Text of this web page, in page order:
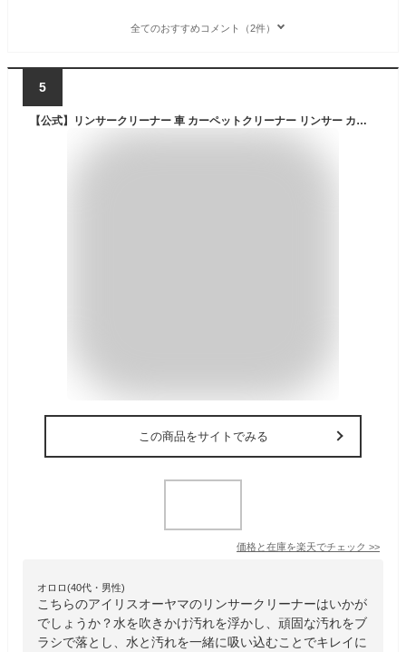
全てのおすすめコメント（2件）
5
【公式】リンサークリーナー 車 カーペットクリーナー リンサー カーペット ノズル 絨毯 クリーナー 吸引力 布 洗浄機 大容量 掃除機 大掃除 ホワイト アイリスオーヤマ 大容量リンサークリーナー RNS-P1600 RNSP-P1600 * [安心延長保証対象]
この商品をサイトでみる
価格と在庫を楽天でチェック >>
オロロ(40代・男性)
こちらのアイリスオーヤマのリンサークリーナーはいかが
でしょうか？水を吹きかけ汚れを浮かし、頑固な汚れをブ
ラシで落とし、水と汚れを一緒に吸い込むことでキレイに